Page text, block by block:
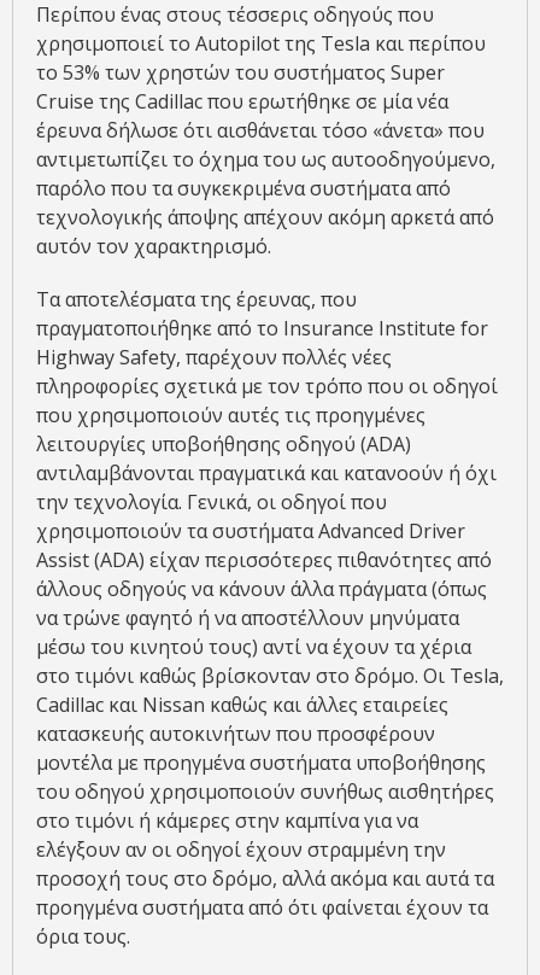
Περίπου ένας στους τέσσερις οδηγούς που
χρησιμοποιεί το Autopilot της Tesla και περίπου
το 53% των χρηστών του συστήματος Super
Cruise της Cadillac που ερωτήθηκε σε μία νέα
έρευνα δήλωσε ότι αισθάνεται τόσο «άνετα» που
αντιμετωπίζει το όχημα του ως αυτοοδηγούμενο,
παρόλο που τα συγκεκριμένα συστήματα από
τεχνολογικής άποψης απέχουν ακόμη αρκετά από
αυτόν τον χαρακτηρισμό.
Τα αποτελέσματα της έρευνας, που
πραγματοποιήθηκε από το Insurance Institute for
Highway Safety, παρέχουν πολλές νέες
πληροφορίες σχετικά με τον τρόπο που οι οδηγοί
που χρησιμοποιούν αυτές τις προηγμένες
λειτουργίες υποβοήθησης οδηγού (ADA)
αντιλαμβάνονται πραγματικά και κατανοούν ή όχι
την τεχνολογία. Γενικά, οι οδηγοί που
χρησιμοποιούν τα συστήματα Advanced Driver
Assist (ADA) είχαν περισσότερες πιθανότητες από
άλλους οδηγούς να κάνουν άλλα πράγματα (όπως
να τρώνε φαγητό ή να αποστέλλουν μηνύματα
μέσω του κινητού τους) αντί να έχουν τα χέρια
στο τιμόνι καθώς βρίσκονταν στο δρόμο. Οι Tesla,
Cadillac και Nissan καθώς και άλλες εταιρείες
κατασκευής αυτοκινήτων που προσφέρουν
μοντέλα με προηγμένα συστήματα υποβοήθησης
του οδηγού χρησιμοποιούν συνήθως αισθητήρες
στο τιμόνι ή κάμερες στην καμπίνα για να
ελέγξουν αν οι οδηγοί έχουν στραμμένη την
προσοχή τους στο δρόμο, αλλά ακόμα και αυτά τα
προηγμένα συστήματα από ότι φαίνεται έχουν τα
όρια τους.